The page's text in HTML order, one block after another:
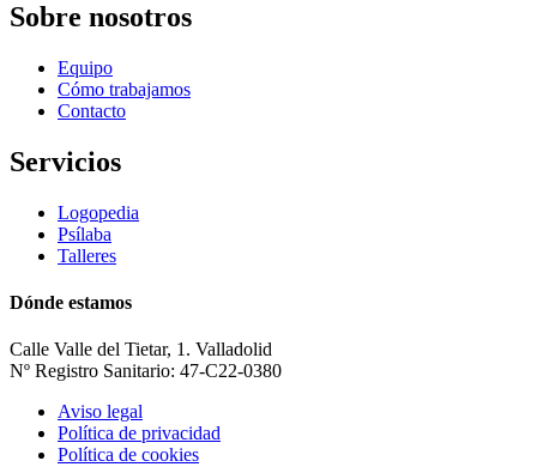
Sobre nosotros
Equipo
Cómo trabajamos
Contacto
Servicios
Logopedia
Psílaba
Talleres
Dónde estamos
Calle Valle del Tietar, 1. Valladolid
Nº Registro Sanitario: 47-C22-0380
Aviso legal
Política de privacidad
Política de cookies